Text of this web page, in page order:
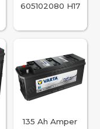
605102080 H17
135 Ah Amper